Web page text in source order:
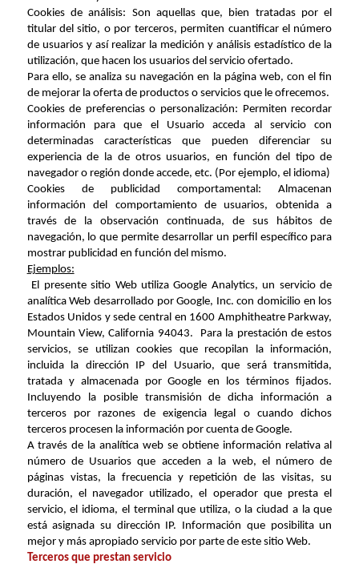
Cookies de análisis: Son aquellas que, bien tratadas por el
titular del sitio, o por terceros, permiten cuantificar el número
de usuarios y así realizar la medición y análisis estadístico de la
utilización, que hacen los usuarios del servicio ofertado.
Para ello, se analiza su navegación en la página web, con el fin
de mejorar la oferta de productos o servicios que le ofrecemos.
Cookies de preferencias o personalización: Permiten recordar
información para que el Usuario acceda al servicio con
determinadas características que pueden diferenciar su
experiencia de la de otros usuarios, en función del tipo de
navegador o región donde accede, etc. (Por ejemplo, el idioma)
Cookies de publicidad comportamental: Almacenan
información del comportamiento de usuarios, obtenida a
través de la observación continuada, de sus hábitos de
navegación, lo que permite desarrollar un perfil específico para
mostrar publicidad en función del mismo.
Ejemplos:
El presente sitio Web utiliza Google Analytics, un servicio de
analítica Web desarrollado por Google, Inc. con domicilio en los
Estados Unidos y sede central en 1600 Amphitheatre Parkway,
Mountain View, California 94043. Para la prestación de estos
servicios, se utilizan cookies que recopilan la información,
incluida la dirección IP del Usuario, que será transmitida,
tratada y almacenada por Google en los términos fijados.
Incluyendo la posible transmisión de dicha información a
terceros por razones de exigencia legal o cuando dichos
terceros procesen la información por cuenta de Google.
A través de la analítica web se obtiene información relativa al
número de Usuarios que acceden a la web, el número de
páginas vistas, la frecuencia y repetición de las visitas, su
duración, el navegador utilizado, el operador que presta el
servicio, el idioma, el terminal que utiliza, o la ciudad a la que
está asignada su dirección IP. Información que posibilita un
mejor y más apropiado servicio por parte de este sitio Web.
Terceros que prestan servicio